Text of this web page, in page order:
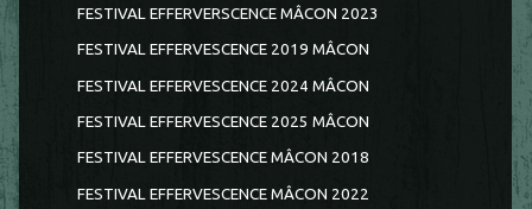
FESTIVAL EFFERVERSCENCE MÂCON 2023
FESTIVAL EFFERVESCENCE 2019 MÂCON
FESTIVAL EFFERVESCENCE 2024 MÂCON
FESTIVAL EFFERVESCENCE 2025 MÂCON
FESTIVAL EFFERVESCENCE MÂCON 2018
FESTIVAL EFFERVESCENCE MÂCON 2022